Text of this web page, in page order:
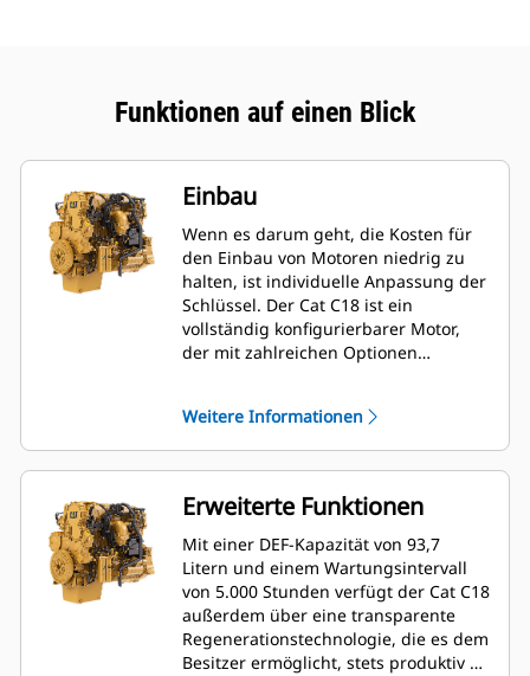
Funktionen auf einen Blick
Einbau
Wenn es darum geht, die Kosten für
den Einbau von Motoren niedrig zu
halten, ist individuelle Anpassung der
Schlüssel. Der Cat C18 ist ein
vollständig konfigurierbarer Motor,
der mit zahlreichen Optionen
beschränken und den Besitzern die
Möglichkeit zu geben, ihn an eine
Vielzahl von Anwendungen
anzupassen.
Weitere Informationen
Erweiterte Funktionen
Mit einer DEF-Kapazität von 93,7
Litern und einem Wartungsintervall
von 5.000 Stunden verfügt der Cat C18
außerdem über eine transparente
Regenerationstechnologie, die es dem
Besitzer ermöglicht, stets produktiv zu